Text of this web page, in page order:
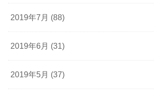
2019年7月 (88)
2019年6月 (31)
2019年5月 (37)